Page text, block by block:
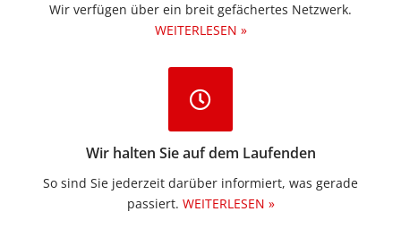
Wir verfügen über ein breit gefächertes Netzwerk.
WEITERLESEN »
Wir halten Sie auf dem Laufenden
So sind Sie jederzeit darüber informiert, was gerade
passiert. WEITERLESEN »